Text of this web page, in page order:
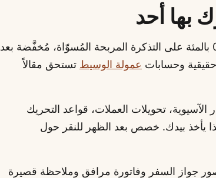
بها أحد
العمولة موجودة. وسيطي الحالي يتقاضى 0.5 بالمئة على التذكرة المربحة المُسوّاة، مُخفَّضة بعد
عمولة الوسيط تستحق مقالاً
الآسيوية، تحويلات العملات، قواعد التحريك
يأخذ بيدك. خصص بعد الظهر للنقر حول
جواز السفر وفاتورة مرافق وملاحظة قصيرة